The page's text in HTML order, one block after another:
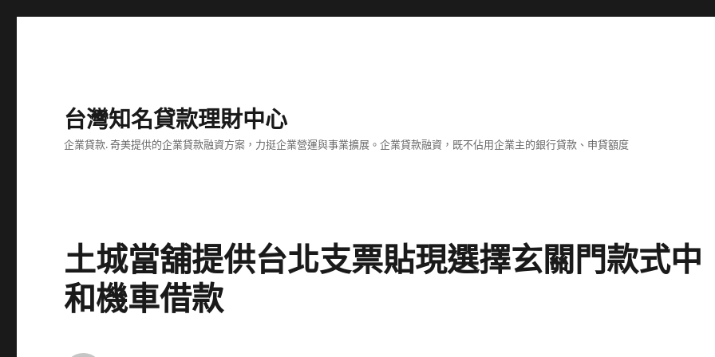
台灣知名貸款理財中心
企業貸款. 奇美提供的企業貸款融資方案，力挺企業營運與事業擴展。企業貸款融資，既不佔用企業主的銀行貸款、申貸額度
土城當舖提供台北支票貼現選擇玄關門款式中
和機車借款